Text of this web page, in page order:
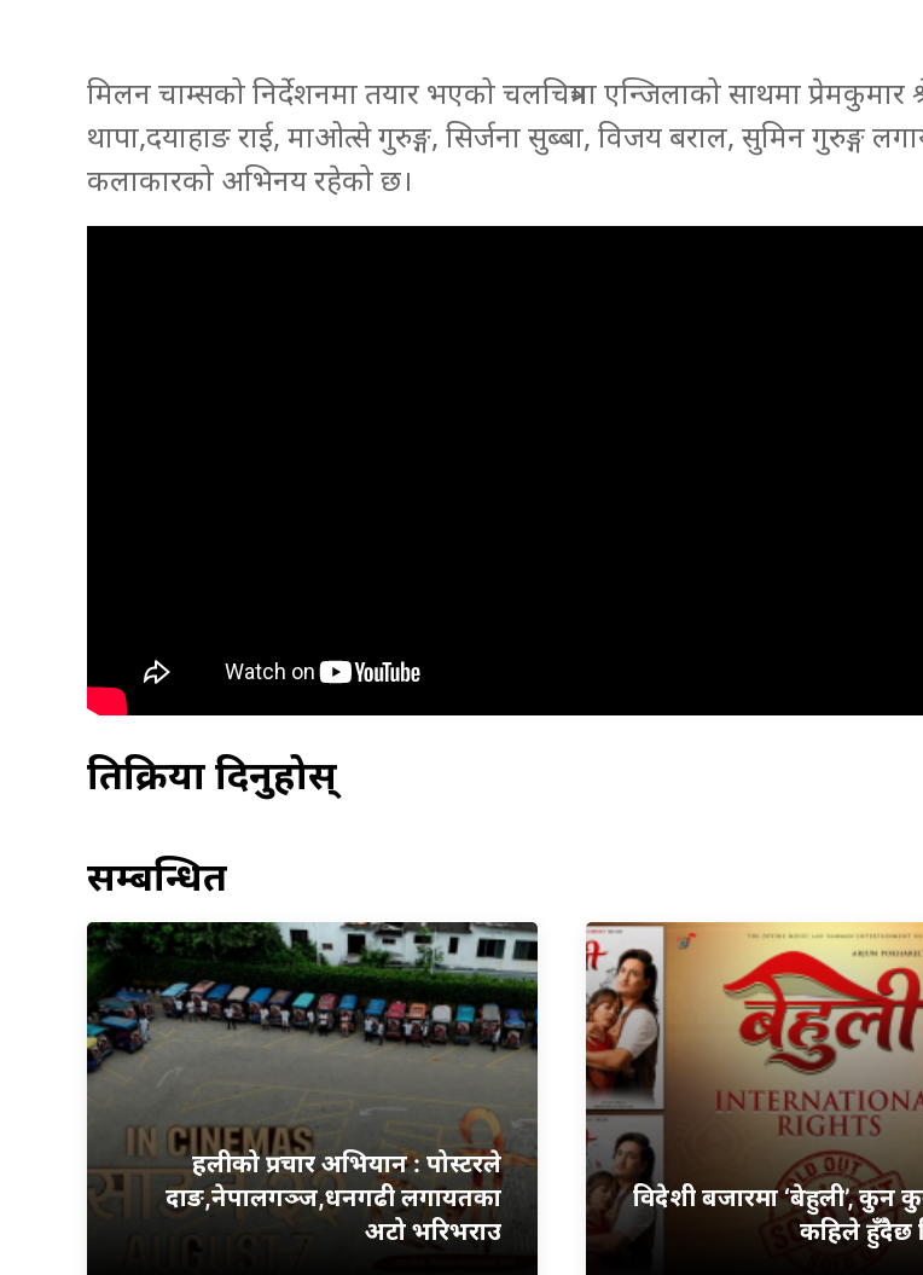
मिलन चाम्सको निर्देशनमा तयार भएको चलचित्रमा एन्जिलाको साथमा प्रेमकुमार
थापा,दयाहाङ राई, माओत्से गुरुङ्ग, सिर्जना सुब्बा, विजय बराल, सुमिन गुरुङ्ग
कलाकारको अभिनय रहेको छ।
प्रतिक्रिया दिनुहोस्
सम्बन्धित
हलीको प्रचार अभियान : पोस्टरले
दाङ,नेपालगञ्ज,धनगढी लगायतका
अटो भरिभराउ
विदेशी बजारमा ‘बेहुली’, कुन
कहिले हुँदैछ